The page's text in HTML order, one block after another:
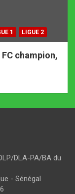
1 LIGUE 2
FC champion,
DLA-PA/BA du
- Sénégal